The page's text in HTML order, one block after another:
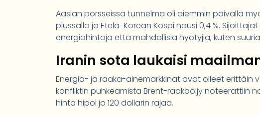
Aasian pörsseissä tunnelma oli aiemmin päivällä
plussalla ja Etelä-Korean Kospi nousi 0,4 %.
energiahintoja että mahdollisia hyötyjiä, kuten
Iranin sota laukaisi
Energia- ja raaka-ainemarkkinat ovat olleet erittäin
konfliktin puhkeamista Brent-raakaöljy noteerattiin
hinta hipoi jo 120 dollarin rajaa.